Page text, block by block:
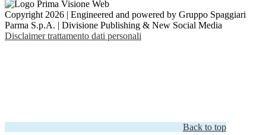
Copyright 2026 | Engineered and powered by Gruppo Spaggiari
Parma S.p.A. | Divisione Publishing & New Social Media
Disclaimer trattamento dati personali
Back to top